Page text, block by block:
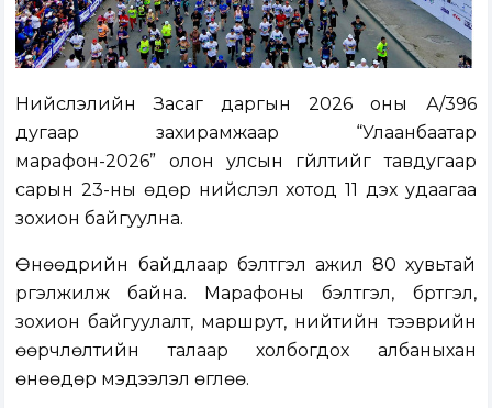
Нийслэлийн Засаг даргын 2026 оны А/396
дугаар захирамжаар “Улаанбаатар
марафон-2026” олон улсын гүйлтийг тавдугаар
сарын 23-ны өдөр нийслэл хотод 11 дэх удаагаа
зохион байгуулна.
Өнөөдрийн байдлаар бэлтгэл ажил 80 хувьтай
үргэлжилж байна. Марафоны бэлтгэл, бүртгэл,
зохион байгуулалт, маршрут, нийтийн тээврийн
өөрчлөлтийн талаар холбогдох албаныхан
өнөөдөр мэдээлэл өглөө.